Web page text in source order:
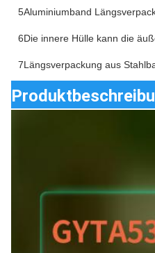
5Aluminiumband
6Die innere Hülle kann die
7Längsverpackung aus